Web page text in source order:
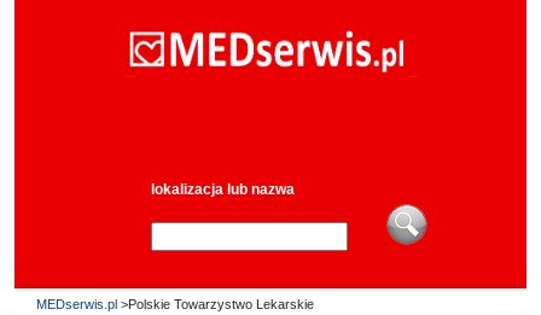
lokalizacja lub nazwa
MEDserwis.pl >Polskie Towarzystwo Lekarskie